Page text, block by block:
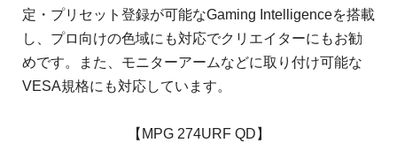
定・プリセット登録が可能なGaming Intelligenceを搭載
し、プロ向けの色域にも対応でクリエイターにもお勧
めです。また、モニターアームなどに取り付け可能な
VESA規格にも対応しています。
【MPG 274URF QD】